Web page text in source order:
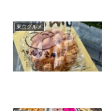
東京グルメ